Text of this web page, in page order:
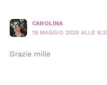
CAROLINA
19 MAGGIO 2025 ALLE
Grazie mille